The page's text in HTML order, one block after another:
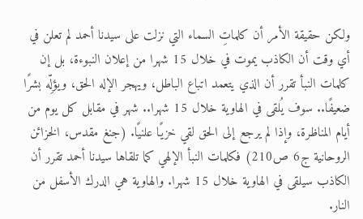
ولكن حقيقة الأمر أن كلماتِ السماء التي نزلت على سيدنا أحمد لم تعلن في
أي وقت أن الكاذب يموت في خلال 15 شهرا من إعلان النبوءة، بل إن
كلمات النبأ تقرر أن الذي يتعمد اتباع الباطل، ويهجر الإله الحق، ويؤلِّه بشرًا
ضعيفًا.. سوف يُلقى في الهاوية خلال 15 شهرا.. شهر في مقابل كل يوم من
أيام المناظرة، وإذا لم يرجع إلى الحق لقي خزيًا علنيًا. (جنغ مقدس، الخزائن
الروحانية ج6 ص210) فكلمات النبأ الإلهي كما تلقاها سيدنا أحمد تقرر أن
الكاذب سيلقى في الهاوية خلال 15 شهرا. والهاوية هي الدرك الأسفل من
النار.